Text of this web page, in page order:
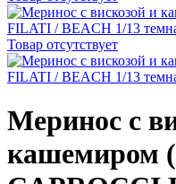
Товар отсутствует
Меринос с
кашемиром